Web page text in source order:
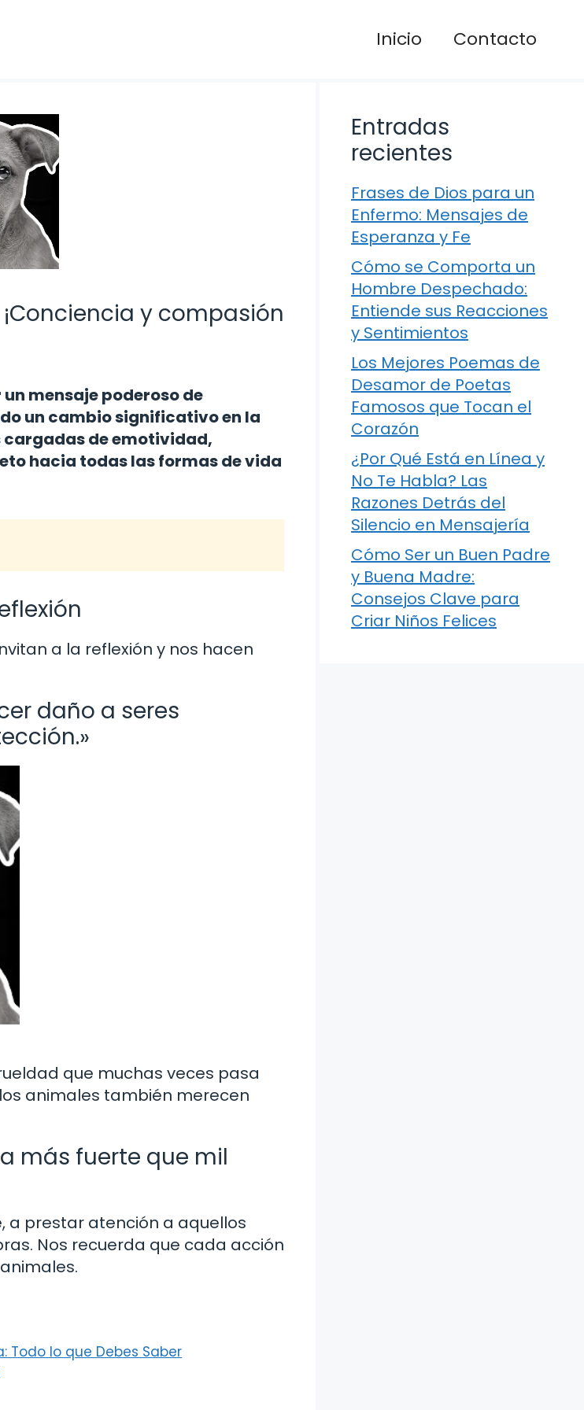
Inicio Contacto
y compasión
mensaje poderoso de
un cambio significativo en la
cargadas de emotividad,
hacia todas las formas de vida
a la reflexión y nos hacen
daño a seres
que muchas veces pasa
animales también merecen
más fuerte que mil
a prestar atención a aquellos
Nos recuerda que cada acción
Todo lo que Debes Saber
Entradas
recientes
Frases de Dios para un
Enfermo: Mensajes de
Esperanza y Fe
Cómo se Comporta un
Hombre Despechado:
Entiende sus Reacciones
y Sentimientos
Los Mejores Poemas de
Desamor de Poetas
Famosos que Tocan el
Corazón
¿Por Qué Está en Línea y
No Te Habla? Las
Razones Detrás del
Silencio en Mensajería
Cómo Ser un Buen Padre
y Buena Madre:
Consejos Clave para
Criar Niños Felices